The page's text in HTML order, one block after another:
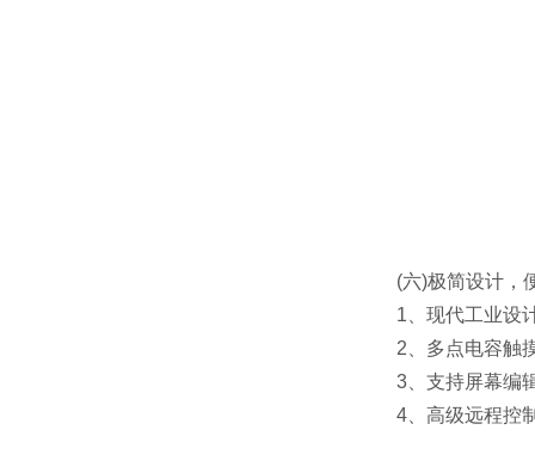
(六)极简设计，
1、现代工业设
2、多点电容触
3、支持屏幕编
4、高级远程控